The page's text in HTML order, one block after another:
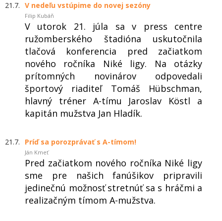
21.7. V nedeľu vstúpime do novej sezóny
Filip Kubáň
V utorok 21. júla sa v press centre
ružomberského štadióna uskutočnila
tlačová konferencia pred začiatkom
nového ročníka Niké ligy. Na otázky
prítomných novinárov odpovedali
športový riaditeľ Tomáš Hübschman,
hlavný tréner A-tímu Jaroslav Köstl a
kapitán mužstva Jan Hladík.
21.7. Príď sa porozprávať s A-tímom!
Ján Kmeť
Pred začiatkom nového ročníka Niké ligy
sme pre našich fanúšikov pripravili
jedinečnú možnosť stretnúť sa s hráčmi a
realizačným tímom A-mužstva.